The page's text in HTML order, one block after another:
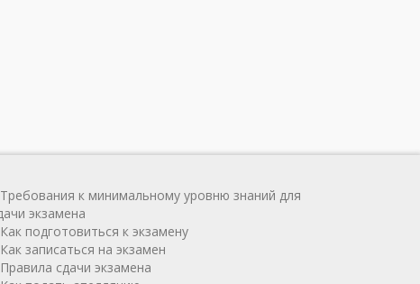
к минимальному уровню знаний для
экзамена
подготовиться к экзамену
записаться на экзамен
сдачи экзамена